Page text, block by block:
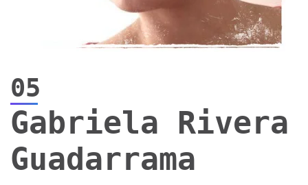
05
Gabriela Rivera
Guadarrama